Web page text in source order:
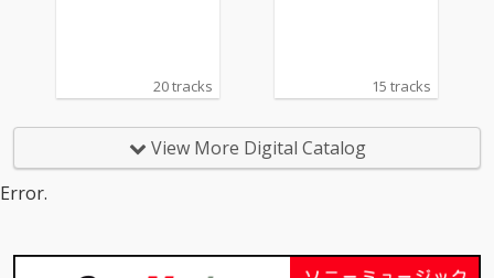
20 tracks 15 tracks
View More Digital Catalog
Error.